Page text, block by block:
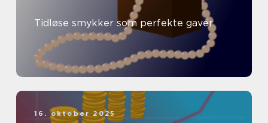
Tidløse smykker som perfekte gaver
16. oktober 2025